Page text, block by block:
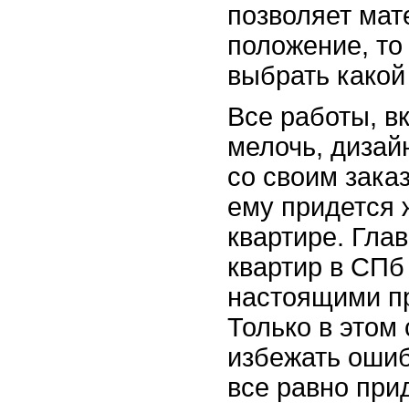
позволяет
положение,
выбрать
Все работы,
мелочь,
со своим
ему придется
квартире.
квартир в
настоящими
Только в
избежать
все равно